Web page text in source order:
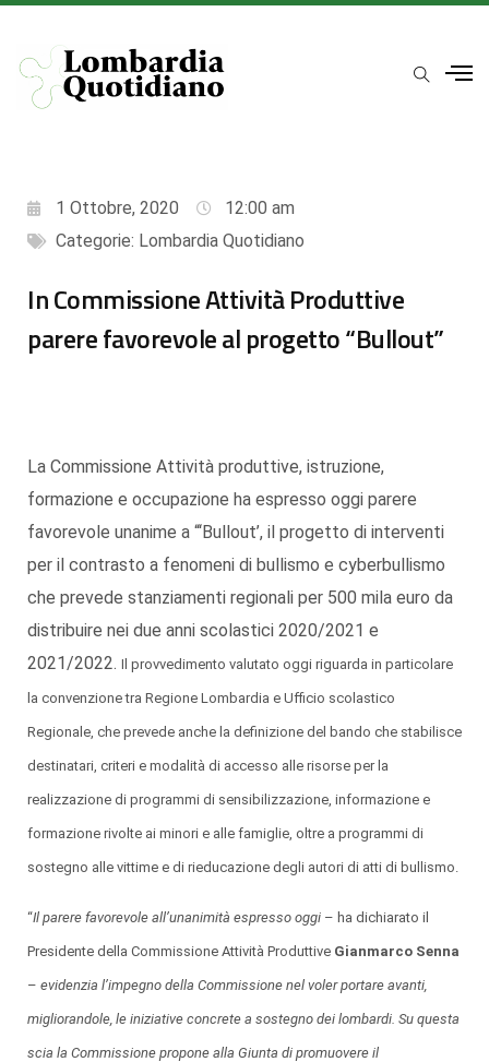
1 Ottobre, 2020
12:00 am
Categorie: Lombardia Quotidiano
In Commissione Attività Produttive
parere favorevole al progetto “Bullout”
La Commissione Attività produttive, istruzione,
formazione e occupazione ha espresso oggi parere
favorevole unanime a “‘Bullout’, il progetto di interventi
per il contrasto a fenomeni di bullismo e cyberbullismo
che prevede stanziamenti regionali per 500 mila euro da
distribuire nei due anni scolastici 2020/2021 e
2021/2022. Il provvedimento valutato oggi riguarda in particolare
la convenzione tra Regione Lombardia e Ufficio scolastico
Regionale, che prevede anche la definizione del bando che stabilisce
destinatari, criteri e modalità di accesso alle risorse per la
realizzazione di programmi di sensibilizzazione, informazione e
formazione rivolte ai minori e alle famiglie, oltre a programmi di
sostegno alle vittime e di rieducazione degli autori di atti di bullismo.
“Il parere favorevole all’unanimità espresso oggi – ha dichiarato il
Presidente della Commissione Attività Produttive Gianmarco Senna
– evidenzia l’impegno della Commissione nel voler portare avanti,
migliorandole, le iniziative concrete a sostegno dei lombardi. Su questa
scia la Commissione propone alla Giunta di promuovere il